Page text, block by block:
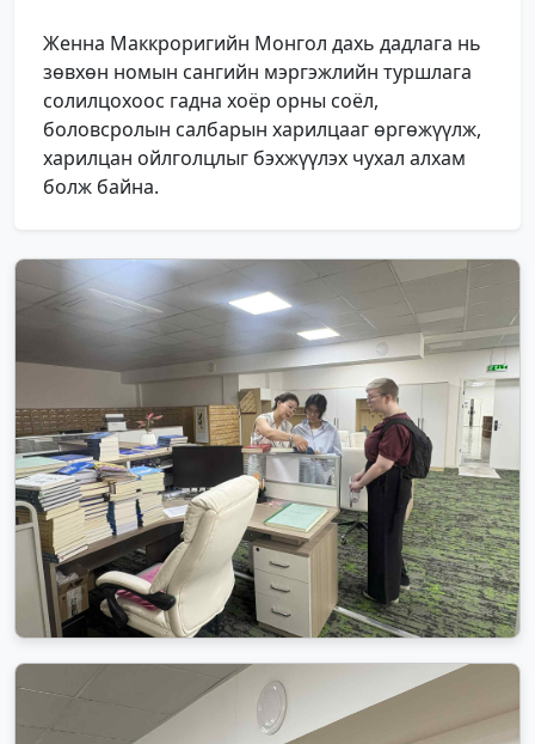
Женна Маккроригийн Монгол дахь дадлага нь
зөвхөн номын сангийн мэргэжлийн туршлага
солилцохоос гадна хоёр орны соёл,
боловсролын салбарын харилцааг өргөжүүлж,
харилцан ойлголцлыг бэхжүүлэх чухал алхам
болж байна.